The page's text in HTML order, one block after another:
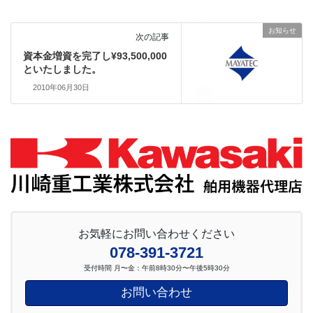
お知らせ
次の記事
資本金増資を完了し¥93,500,000
といたしました。
2010年06月30日
お気軽にお問い合わせください
078-391-3721
受付時間 月〜金：午前8時30分〜午後5時30分
お問い合わせ